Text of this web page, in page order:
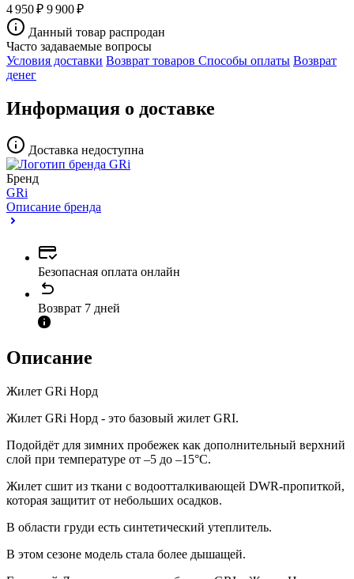
4 950 ₽ 9 900 ₽
Данный товар распродан
Часто задаваемые вопросы
Условия доставки Возврат товаров Способы оплаты Возврат
денег
Информация о доставке
Доставка недоступна
Бренд
GRi
Описание бренда
Безопасная оплата онлайн
Возврат 7 дней
Описание
Жилет GRi Норд
Жилет GRi Норд - это базовый жилет GRI.
Подойдёт для зимних пробежек как дополнительный верхний
слой при температуре от –5 до –15°С.
Жилет сшит из ткани с водоотталкивающей DWR-пропиткой,
которая защитит от небольших осадков.
В области груди есть синтетический утеплитель.
В этом сезоне модель стала более дышащей.